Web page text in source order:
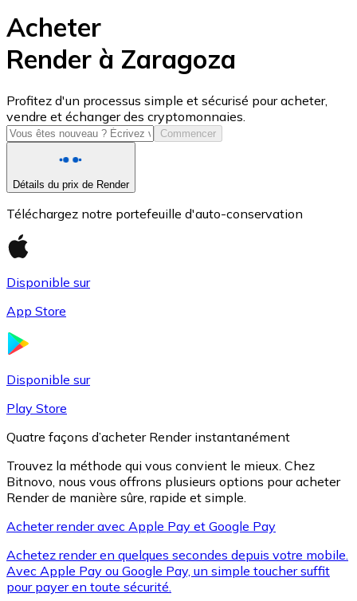
USD Coin
USDC
XRP
XRP
Acheter
Render à Zaragoza
Profitez d'un processus simple et sécurisé pour acheter,
vendre et échanger des cryptomonnaies.
Commencer
Détails du prix de Render
Téléchargez notre portefeuille d'auto-conservation
Disponible sur
App Store
Disponible sur
Play Store
Quatre façons d’acheter Render instantanément
Trouvez la méthode qui vous convient le mieux. Chez
Bitnovo, nous vous offrons plusieurs options pour acheter
Render de manière sûre, rapide et simple.
Acheter render avec Apple Pay et Google Pay
Achetez render en quelques secondes depuis votre mobile.
Avec Apple Pay ou Google Pay, un simple toucher suffit
pour payer en toute sécurité.